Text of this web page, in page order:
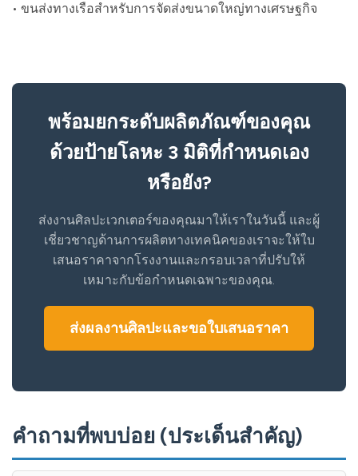
• ขนส่งทางเรือสำหรับการจัดส่งขนาดใหญ่ทางเศรษฐกิจ
พร้อมยกระดับผลิตภัณฑ์ของคุณ
ด้วยป้ายโลหะ 3 มิติที่กำหนดเอง
หรือยัง?
ส่งงานศิลปะเวกเตอร์ของคุณมาให้เราในวันนี้ และผู้
เชี่ยวชาญด้านการผลิตทางเทคนิคของเราจะให้ใบ
เสนอราคาจากโรงงานและกรอบเวลาที่ปรับให้
เหมาะกับข้อกำหนดเฉพาะของคุณ.
ส่งผลงานศิลปะและขอใบเสนอราคา
คำถามที่พบบ่อย (ประเด็นสำคัญ)